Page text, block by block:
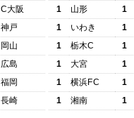
C大阪
神戸
岡山
広島
福岡
長崎
1
山形
1
1
いわき
1
1
栃木C
1
1
大宮
1
1
横浜FC
1
1
湘南 1